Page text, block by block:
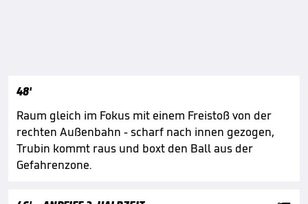
48'
Raum gleich im Fokus mit einem Freistoß von der
rechten Außenbahn - scharf nach innen gezogen,
Trubin kommt raus und boxt den Ball aus der
Gefahrenzone.